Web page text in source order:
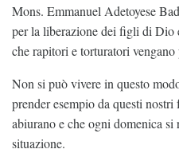
Mons. Emmanuel Adetoyese
per la liberazione dei figli di Dio
che rapitori e torturatori
Non si può vivere in questo
prender esempio da questi
abiurano e che ogni domenica si
situazione.